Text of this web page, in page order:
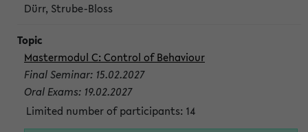
Dürr, Strube-Bloss
Mastermodul C: Control of Behaviour
Final Seminar: 15.02.2027
Oral Exams: 19.02.2027
Limited number of participants: 14